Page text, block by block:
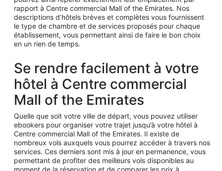
rapport à Centre commercial Mall of the Emirates. Nos
descriptions d’hôtels brèves et complètes vous fournissent
le type de chambre et de services proposés pour chaque
établissement, vous permettant ainsi de faire le bon choix
en un rien de temps.
Se rendre facilement à votre
hôtel à Centre commercial
Mall of the Emirates
Quelle que soit votre ville de départ, vous pouvez utiliser
ebookers pour organiser votre trajet jusqu’à votre hôtel à
Centre commercial Mall of the Emirates. Il existe de
nombreux vols auxquels vous pourrez accéder à travers nos
services. Ces derniers sont mis à jour en permanence, vous
permettant de profiter des meilleurs vols disponibles au
moment de la réservation et de comparer les prix à